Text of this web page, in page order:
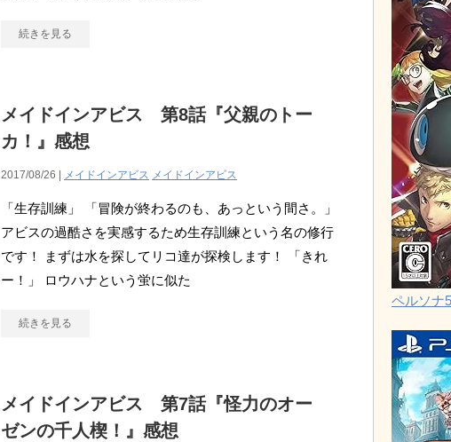
続きを見る
メイドインアビス 第8話『父親のトー
カ！』感想
2017/08/26 | メイドインアビス メイドインアビス
「生存訓練」 「冒険が終わるのも、あっという間さ。」
アビスの過酷さを実感するため生存訓練という名の修行
です！ まずは水を探してリコ達が探検します！ 「きれ
ー！」 ロウハナという蛍に似た
続きを見る
メイドインアビス 第7話『怪力のオー
ゼンの千人楔！』感想
ペルソナ